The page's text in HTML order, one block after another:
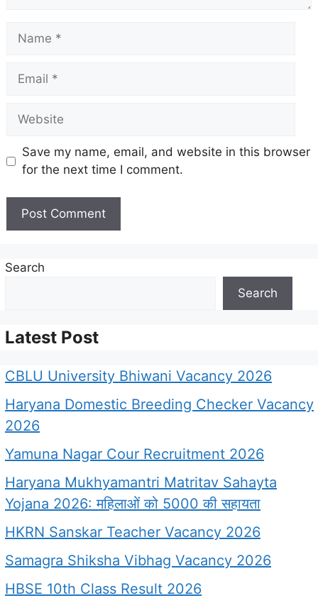
Name
Email
Website
Save my name, email, and website in this browser
for the next time I comment.
Search
Search
Latest Post
CBLU University Bhiwani Vacancy 2026
Haryana Domestic Breeding Checker Vacancy
2026
Yamuna Nagar Cour Recruitment 2026
Haryana Mukhyamantri Matritav Sahayta
Yojana 2026: महिलाओं को 5000 की सहायता
HKRN Sanskar Teacher Vacancy 2026
Samagra Shiksha Vibhag Vacancy 2026
HBSE 10th Class Result 2026